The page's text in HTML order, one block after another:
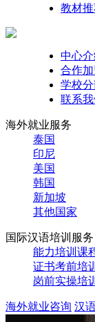
教材
中心
合作
学校
联系
海外就业服务
泰国
印尼
美国
韩国
新加坡
其他国家
国际汉语培训服务
能力培训课
证书考前培训
岗前实操培训
海外就业咨询 汉